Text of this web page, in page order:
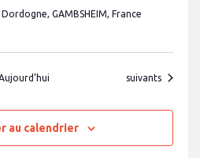
GAMBSHEIM, France
Aujourd’hui Évènements
suivants
au calendrier